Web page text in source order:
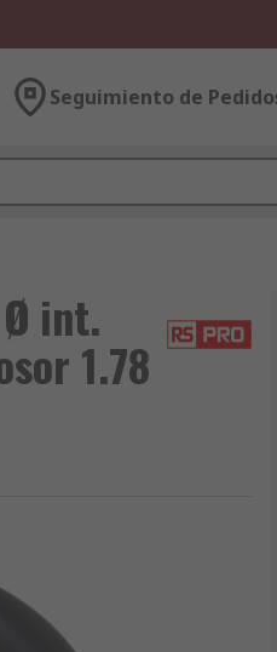
Seguimiento de
int.
1.78